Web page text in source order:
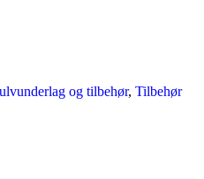
og tilbehør, Tilbehør